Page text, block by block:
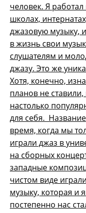
человек. Я
школах,
джазовую музыку,
в жизнь свои
слушателям и
джазу. Это же
Хотя, конечно,
планов не
настолько
для себя.
время, когда мы
играли джаз в
на сборных
западные
чистом виде
музыку, которая и
постепенно нас